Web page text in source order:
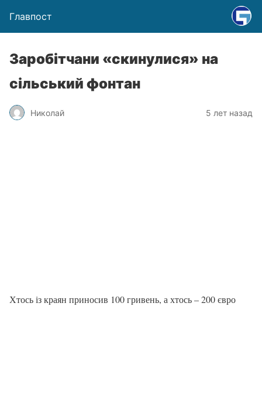
Главпост
Заробітчани «скинулися» на
сільський фонтан
Николай 5 лет назад
Хтось із краян приносив 100 гривень, а хтось – 200 євро